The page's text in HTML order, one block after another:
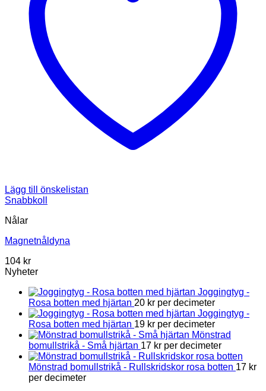
Lägg till önskelistan
Snabbkoll
Nålar
Magnetnåldyna
104 kr
Nyheter
Joggingtyg -
Rosa botten med hjärtan 20 kr per decimeter
Joggingtyg -
Rosa botten med hjärtan 19 kr per decimeter
Mönstrad
bomullstrikå - Små hjärtan 17 kr per decimeter
Mönstrad bomullstrikå - Rullskridskor rosa botten 17 kr
per decimeter